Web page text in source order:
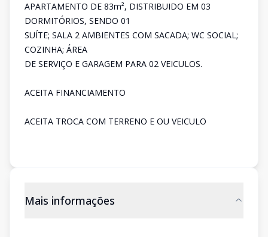
APARTAMENTO DE 83m², DISTRIBUIDO EM 03
DORMITÓRIOS, SENDO 01
SUÍTE; SALA 2 AMBIENTES COM SACADA; WC SOCIAL;
COZINHA; ÁREA
DE SERVIÇO E GARAGEM PARA 02 VEICULOS.
ACEITA FINANCIAMENTO
ACEITA TROCA COM TERRENO E OU VEICULO
Mais informações